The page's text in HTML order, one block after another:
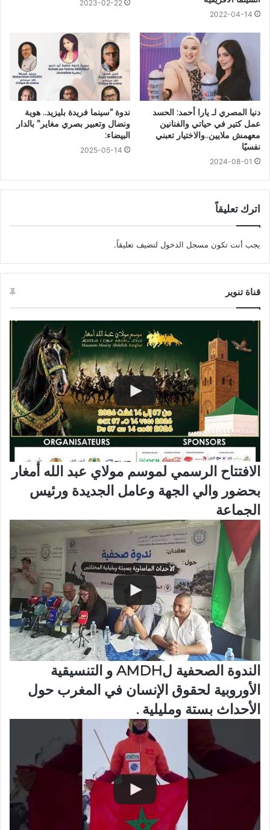
2022-04-14
2023-02-22
دنيا المصري لـ يارا أحمد: الحسد
عمل كتير في حياتي والفنانين
معهمش ملايين..والاختيار تعبني
نفسيًا
2024-08-01
ندوة “سينما فريدة بليزيد.. هوية
ونضال وتعبير بصري مغاير” بالدار
البيضاء:
2025-05-14
اترك تعليقاً
يجب أنت تكون مسجل الدخول لتضيف تعليقاً.
قناة تنوير
الافتتاح الرسمي لموسم مولاي عبد الله أمغار
بحضور والي الجهة وعامل الجديدة ورئيس
الجماعة
الندوة الصحفية لAMDH و التنسيقية
الأوروبية لحقوق الإنسان في المغرب حول
الأحداث بستة ومليلية .